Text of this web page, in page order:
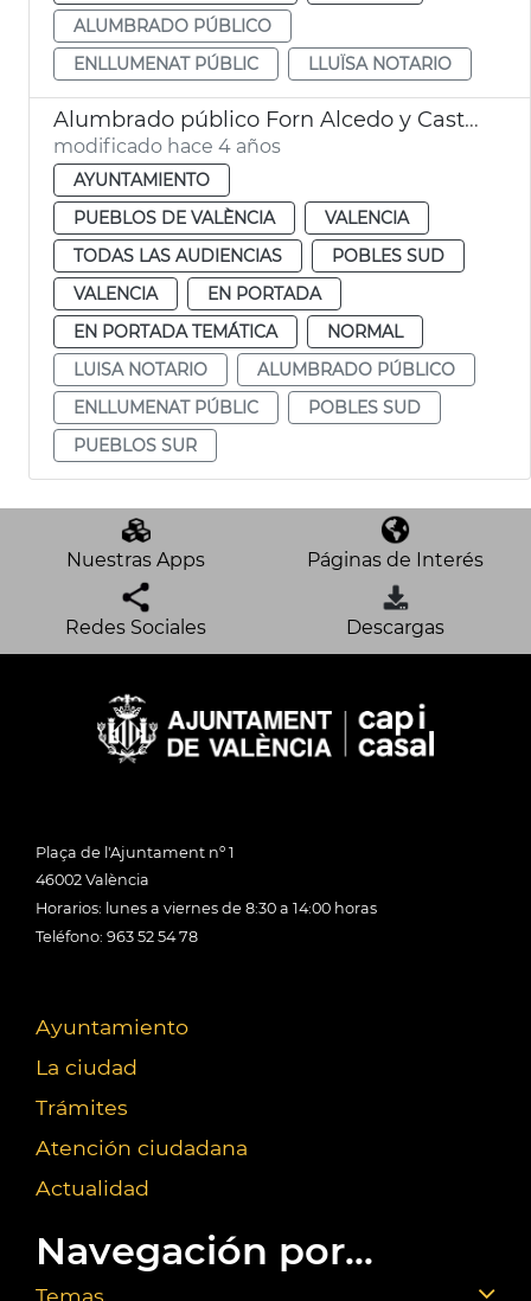
ALUMBRADO PÚBLICO
ENLLUMENAT PÚBLIC
LLUÏSA NOTARIO
Alumbrado público Forn Alcedo y Castellar-l'Oliveral
modificado hace 4 años
AYUNTAMIENTO
PUEBLOS DE VALÈNCIA
VALENCIA
TODAS LAS AUDIENCIAS
POBLES SUD
VALENCIA
EN PORTADA
EN PORTADA TEMÁTICA
NORMAL
LUISA NOTARIO
ALUMBRADO PÚBLICO
ENLLUMENAT PÚBLIC
POBLES SUD
PUEBLOS SUR
Nuestras Apps Páginas de Interés
Redes Sociales Descargas
Plaça de l'Ajuntament nº 1
46002 València
Horarios: lunes a viernes de 8:30 a 14:00 horas
Teléfono: 963 52 54 78
Ayuntamiento
La ciudad
Trámites
Atención ciudadana
Actualidad
Navegación por...
Temas